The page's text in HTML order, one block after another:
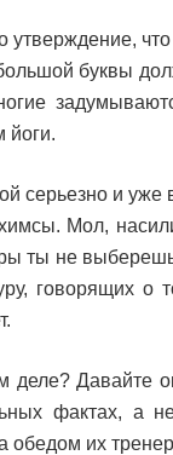
буквы
йоги.
серьезно и
Мол,
ты не
говорящих о
деле? Давайте
фактах, а
обедом их